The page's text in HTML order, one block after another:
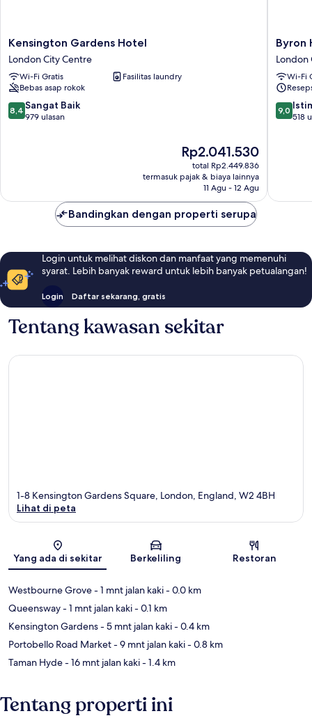
Kensington
Gardens
Hotel
London
City
Centre
Kensington Gardens Hotel
London City Centre
Wi-Fi Gratis
Fasilitas laundry
Bebas asap rokok
8.4
dari
8,4 Sangat Baik
979 ulasan
Harga
sekarang
Rp2.041.530
Rp2.041.530
total Rp2.449.836
termasuk pajak & biaya lainnya
11 Agu - 12 Agu
Byron
Hotel
London
London
City
Centre
Byron
London
Wi-Fi
9.0
dari
9,0
518
Bandingkan dengan properti serupa
Login untuk melihat diskon dan manfaat yang memenuhi
syarat. Lebih banyak reward untuk lebih banyak petualangan!
Login Daftar sekarang, gratis
Tentang kawasan sekitar
Peta
1-8 Kensington Gardens Square, London, England, W2 4BH
Lihat di peta
Yang ada di sekitar Berkeliling Restoran
Westbourne Grove- 1 mnt jalan kaki- 0.0 km
Queensway- 1 mnt jalan kaki- 0.1 km
Kensington Gardens- 5 mnt jalan kaki- 0.4 km
Portobello Road Market- 9 mnt jalan kaki- 0.8 km
Taman Hyde- 16 mnt jalan kaki- 1.4 km
Tentang properti ini